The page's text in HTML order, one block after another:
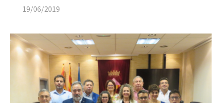
19/06/2019